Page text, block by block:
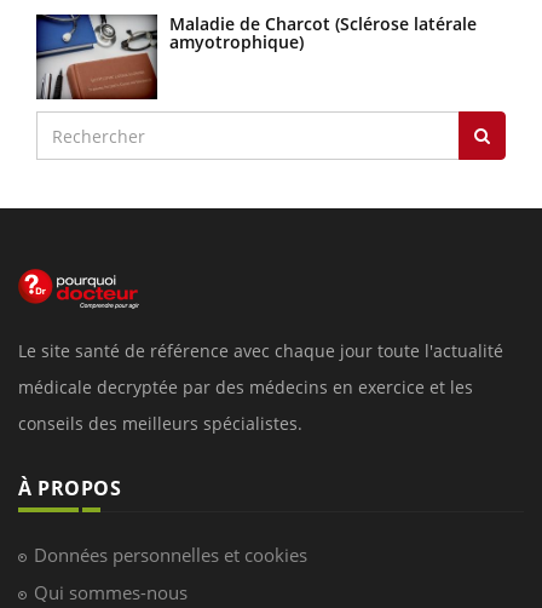
Maladie de Charcot (Sclérose latérale
amyotrophique)
Le site santé de référence avec chaque jour toute l'actualité
médicale decryptée par des médecins en exercice et les
conseils des meilleurs spécialistes.
À PROPOS
Données personnelles et cookies
Qui sommes-nous